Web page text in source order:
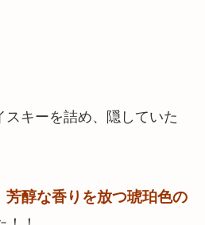
スキーを詰め、隠していた
芳醇な香りを放つ琥珀色の